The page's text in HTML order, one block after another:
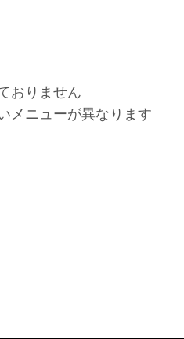
おりません
メニューが異なります